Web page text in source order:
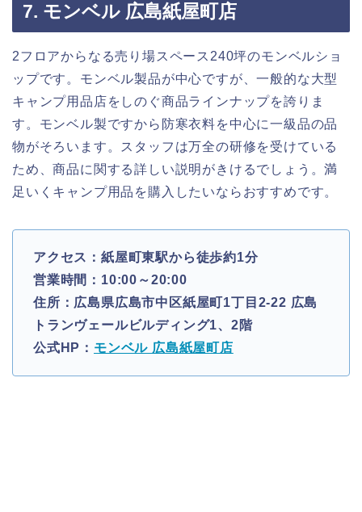
7. モンベル 広島紙屋町店
2フロアからなる売り場スペース240坪のモンベルショ
ップです。モンベル製品が中心ですが、一般的な大型
キャンプ用品店をしのぐ商品ラインナップを誇りま
す。モンベル製ですから防寒衣料を中心に一級品の品
物がそろいます。スタッフは万全の研修を受けている
ため、商品に関する詳しい説明がきけるでしょう。満
足いくキャンプ用品を購入したいならおすすめです。
アクセス：紙屋町東駅から徒歩約1分
営業時間：10:00～20:00
住所：広島県広島市中区紙屋町1丁目2-22 広島
トランヴェールビルディング1、2階
公式HP： モンベル 広島紙屋町店